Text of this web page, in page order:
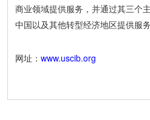
商业领域提供服务，并通过其三个
中国以及其他转型经济地区提供服务
网址： www.uscib.org